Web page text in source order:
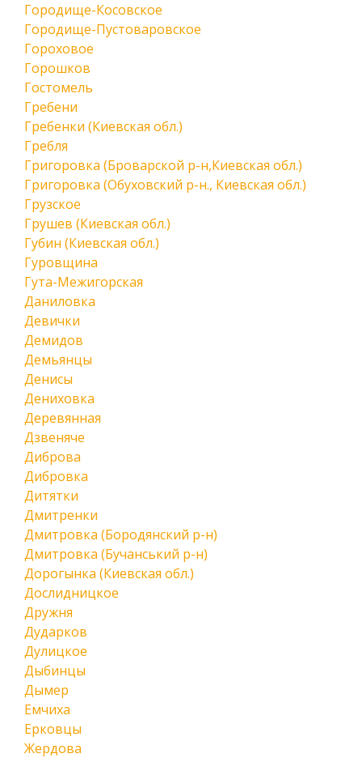
Городище-Косовское
Городище-Пустоваровское
Гороховое
Горошков
Гостомель
Гребени
Гребенки (Киевская обл.)
Гребля
Григоровка (Броварской р-н,Киевская обл.)
Григоровка (Обуховский р-н., Киевская обл.)
Грузское
Грушев (Киевская обл.)
Губин (Киевская обл.)
Гуровщина
Гута-Межигорская
Даниловка
Девички
Демидов
Демьянцы
Денисы
Дениховка
Деревянная
Дзвеняче
Диброва
Дибровка
Дитятки
Дмитренки
Дмитровка (Бородянский р-н)
Дмитровка (Бучанський р-н)
Дорогынка (Киевская обл.)
Дослидницкое
Дружня
Дударков
Дулицкое
Дыбинцы
Дымер
Емчиха
Ерковцы
Жердова